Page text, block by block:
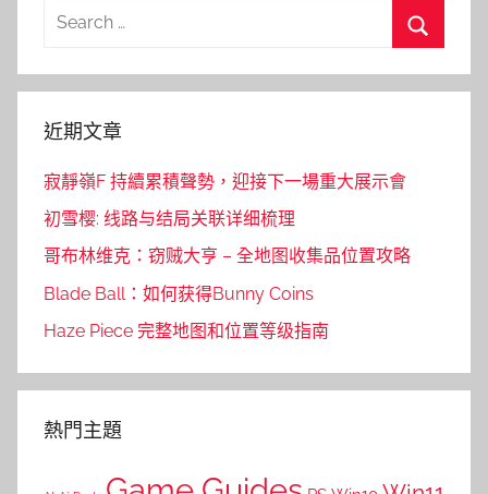
Search
近期文章
寂靜嶺F 持續累積聲勢，迎接下一場重大展示會
初雪樱: 线路与结局关联详细梳理
哥布林维克：窃贼大亨 – 全地图收集品位置攻略
Blade Ball：如何获得Bunny Coins
Haze Piece 完整地图和位置等级指南
熱門主題